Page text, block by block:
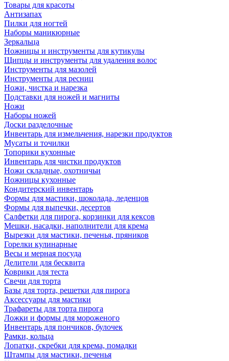
Товары для красоты
Антизапах
Пилки для ногтей
Наборы маникюрные
Зеркальца
Ножницы и инструменты для кутикулы
Щипцы и инструменты для удаления волос
Инструменты для мазолей
Инструменты для ресниц
Ножи, чистка и нарезка
Подставки для ножей и магниты
Ножи
Наборы ножей
Доски разделочные
Инвентарь для измельчения, нарезки продуктов
Мусаты и точилки
Топорики кухонные
Инвентарь для чистки продуктов
Ножи складные, охотничьи
Ножницы кухонные
Кондитерский инвентарь
Формы для мастики, шоколада, леденцов
Формы для выпечки, десертов
Салфетки для пирога, корзинки для кексов
Мешки, насадки, наполнители для крема
Вырезки для мастики, печенья, пряников
Горелки кулинарные
Весы и мерная посуда
Делители для бесквита
Коврики для теста
Свечи для торта
Базы для торта, решетки для пирога
Аксессуары для мастики
Трафареты для торта пирога
Ложки и формы для мороженого
Инвентарь для пончиков, булочек
Рамки, кольца
Лопатки, скребки для крема, помадки
Штампы для мастики, печенья